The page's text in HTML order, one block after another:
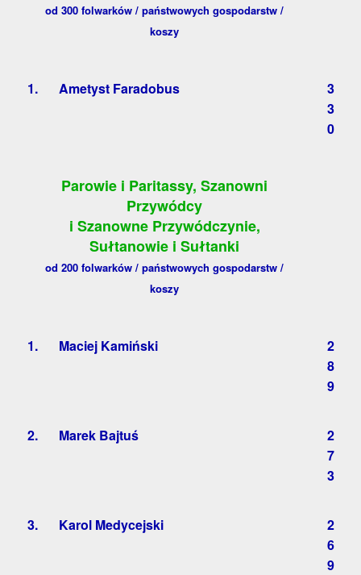
od 300 folwarków / państwowych gospodarstw /
koszy
1. Ametyst Faradobus
3
3
0
Parowie i Paritassy, Szanowni
Przywódcy
i Szanowne Przywódczynie,
Sułtanowie i Sułtanki
od 200 folwarków / państwowych gospodarstw /
koszy
1. Maciej Kamiński
2
8
9
2. Marek Bajtuś
2
7
3
3. Karol Medycejski
2
6
9